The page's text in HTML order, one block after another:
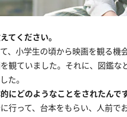
ください。
、小学生の頃から映画を観る機
観ていました。それに、図鑑
た。
どのようなことをされたんで
行って、台本をもらい、人前で